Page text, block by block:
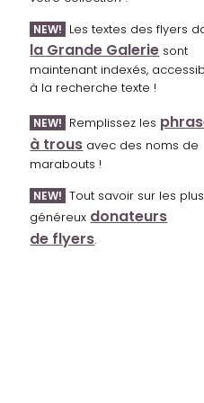
NEW! Les textes des flyers
la Grande Galerie sont
maintenant indexés,
à la recherche texte !
NEW! Remplissez les
à trous avec des noms de
marabouts !
NEW! Tout savoir sur les plus
généreux donateurs
de flyers.